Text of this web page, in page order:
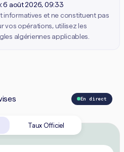
6 août 2026, 09:33
informatives et ne constituent pas
vos opérations, utilisez les
algériennes applicables.
En direct
Taux Officiel